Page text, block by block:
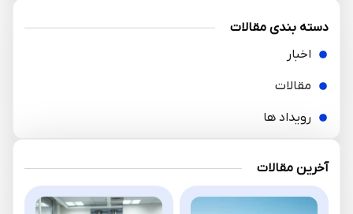
اخبار
مقالات
رویداد ها
دسته بندی مقالات
آخرین مقالات